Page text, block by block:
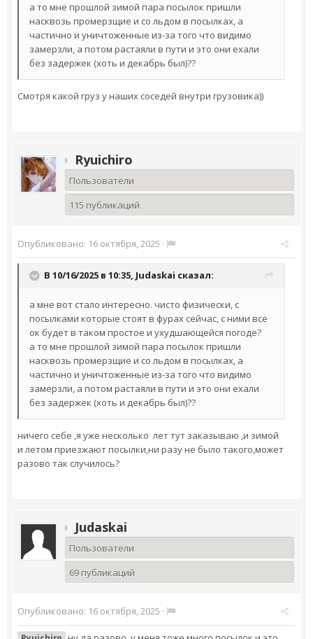
а то мне прошлой зимой пара посылок пришли
насквозь промерзщие и со льдом в посылках, а
частично и уничтоженные из-за того что видимо
замерзли, а потом растаяли в пути и это они ехали
без задержек (хоть и декабрь был)??
Смотря какой груз у наших соседей внутри грузовика))
Ryuichiro
Пользователи
115 публикаций
Опубликовано: 16 октября, 2025 ·
В 10/16/2025 в 10:35, Judaskai сказал:
а мне вот стало интересно. чисто физически, с
посылками которые стоят в фурах сейчас, с ними все
ок будет в таком простое и ухудшающейся погоде?
а то мне прошлой зимой пара посылок пришли
насквозь промерзщие и со льдом в посылках, а
частично и уничтоженные из-за того что видимо
замерзли, а потом растаяли в пути и это они ехали
без задержек (хоть и декабрь был)??
ничего себе ,я уже несколько лет тут заказываю ,и зимой
и летом приезжают посылки,ни разу не было такого,может
разово так случилось?
Judaskai
Пользователи
69 публикаций
Опубликовано: 16 октября, 2025 ·